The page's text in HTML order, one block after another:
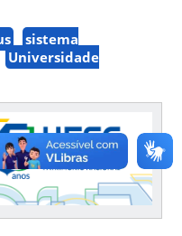
sistema
Universidade